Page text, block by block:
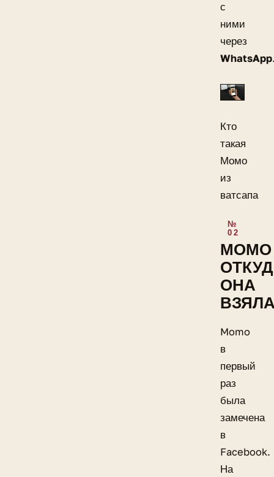
с
ними
через
WhatsApp
Кто
такая
Момо
из
ватсапа
МОМО
ОНА
Momo
в
первый
раз
была
замечена
в
Facebook.
На